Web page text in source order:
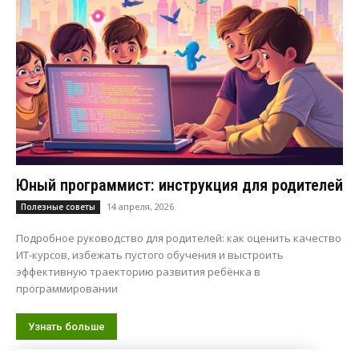
Юный программист: инструкция для родителей
Полезные советы 14 апреля, 2026
Подробное руководство для родителей: как оценить качество
ИТ-курсов, избежать пустого обучения и выстроить
эффективную траекторию развития ребёнка в
программировании
Узнать больше